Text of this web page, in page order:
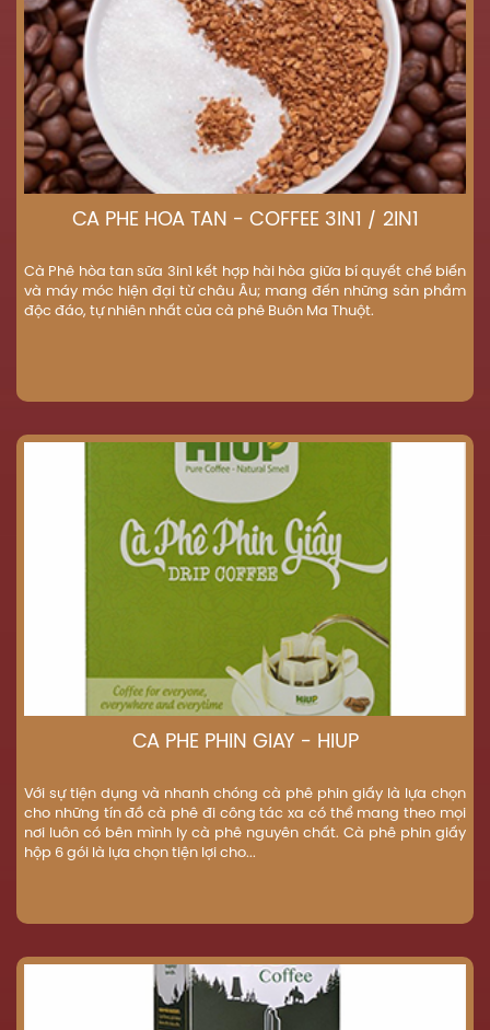
CÀ PHÊ HÒA TAN - COFFEE 3IN1 / 2IN1
Cà Phê hòa tan sữa 3in1 kết hợp hài hòa giữa bí quyết chế biến
và máy móc hiện đại từ châu Âu; mang đến những sản phẩm
độc đáo, tự nhiên nhất của cà phê Buôn Ma Thuột.
CÀ PHÊ PHIN GIẤY - HIUP
Với sự tiện dụng và nhanh chóng cà phê phin giấy là lựa chọn
cho những tín đồ cà phê đi công tác xa có thể mang theo mọi
nơi luôn có bên mình ly cà phê nguyên chất. Cà phê phin giấy
hộp 6 gói là lựa chọn tiện lợi cho...